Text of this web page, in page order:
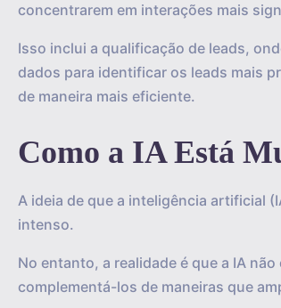
concentrarem em interações mais
Isso inclui a qualificação de leads,
dados para identificar os leads mais
de maneira mais eficiente.
Como a IA Está
A ideia de que a inteligência artificial
intenso.
No entanto, a realidade é que a IA
complementá-los de maneiras que